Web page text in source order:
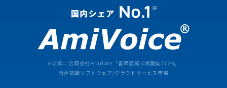
※出典：合同会社ecarlate「音声認識市場動向2026 」
音声認識ソフトウェア/クラウドサービス市場